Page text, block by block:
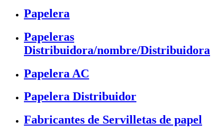
Papelera
Papeleras
Distribuidora/nombre/Distribuidora
Papelera AC
Papelera Distribuidor
Fabricantes de Servilletas de papel